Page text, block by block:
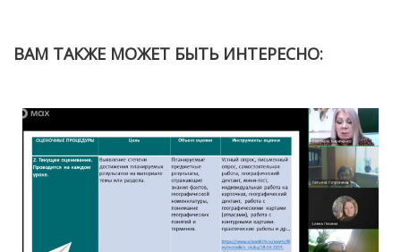
ВАМ ТАКЖЕ МОЖЕТ БЫТЬ ИНТЕРЕСНО: